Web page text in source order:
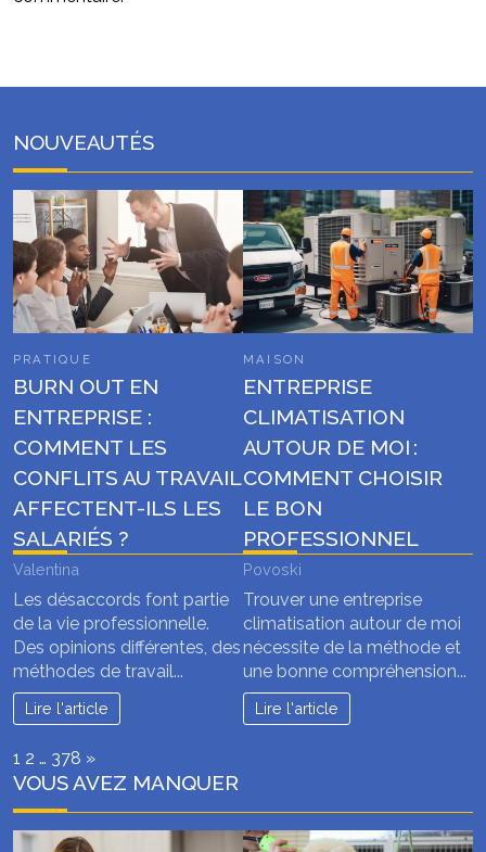
NOUVEAUTÉS
PRATIQUE
BURN OUT EN
ENTREPRISE :
COMMENT LES
CONFLITS AU TRAVAIL
AFFECTENT-ILS LES
SALARIÉS ?
Valentina
Les désaccords font partie
de la vie professionnelle.
Des opinions différentes, des
méthodes de travail...
Lire l'article
MAISON
ENTREPRISE
CLIMATISATION
AUTOUR DE MOI :
COMMENT CHOISIR
LE BON
PROFESSIONNEL
Povoski
Trouver une entreprise
climatisation autour de moi
nécessite de la méthode et
une bonne compréhension...
Lire l'article
Page:
1 2 … 378 Next
»
VOUS AVEZ MANQUER